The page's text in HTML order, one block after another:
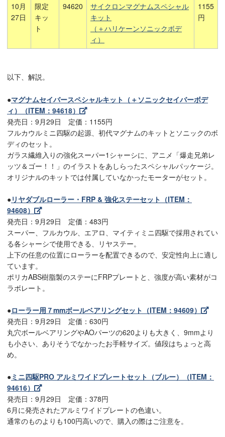
10月
27日
限定
キッ
ト
94620
サイクロンマグナムスペシャル
キット
（＋ハリケーンソニックボデ
ィ）
1155
円
以下、解説。
●マグナムセイバースペシャルキット（＋ソニックセイバーボデ
ィ）（ITEM：94618）
発売日：9月29日 定価：1155円
フルカウルミニ四駆の起源、初代マグナムのキットとソニックのボ
ディのセット。
ガラス繊維入りの強化スーパー1シャーシに、アニメ「爆走兄弟レ
ッツ＆ゴー！！」のイラストをあしらったスペシャルパッケージ。
オリジナルのキットでは付属していなかったモーターがセット。
●リヤダブルローラー・FRP & 強化ステーセット（ITEM：
94608）
発売日：9月29日 定価：483円
スーパー、フルカウル、エアロ、マイティミニ四駆で採用されてい
る各シャーシで使用できる、リヤステー。
上下の任意の位置にローラーを配置できるので、安定性向上に適し
ています。
ポリカABS樹脂製のステーにFRPプレートと、強度が高い素材がコ
ラボレート。
●ローラー用７mmボールベアリングセット（ITEM：94609）
発売日：9月29日 定価：630円
丸穴ボールベアリングやAOパーツの620よりも大きく、9mmより
も小さい、ありそうでなかったお手軽サイズ。値段はちょっと高
め。
●ミニ四駆PRO アルミワイドプレートセット（ブルー）（ITEM：
94616）
発売日：9月29日 定価：378円
6月に発売されたアルミワイドプレートの色違い。
通常のものよりも100円高いので、購入の際はご注意を。